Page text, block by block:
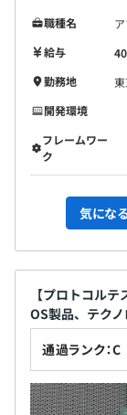
職種名
給与
勤務地
開発環境
フレームワー
ク
気にな
【プロトコル
OS製品、テク
通過ランク：C